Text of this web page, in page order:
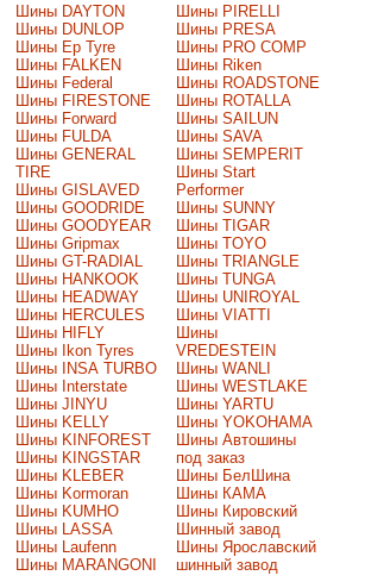
Шины DAYTON
Шины DUNLOP
Шины Ep Tyre
Шины FALKEN
Шины Federal
Шины FIRESTONE
Шины Forward
Шины FULDA
Шины GENERAL
TIRE
Шины GISLAVED
Шины GOODRIDE
Шины GOODYEAR
Шины Gripmax
Шины GT-RADIAL
Шины HANKOOK
Шины HEADWAY
Шины HERCULES
Шины HIFLY
Шины Ikon Tyres
Шины INSA TURBO
Шины Interstate
Шины JINYU
Шины KELLY
Шины KINFOREST
Шины KINGSTAR
Шины KLEBER
Шины Kormoran
Шины KUMHO
Шины LASSA
Шины Laufenn
Шины MARANGONI
Шины PIRELLI
Шины PRESA
Шины PRO COMP
Шины Riken
Шины ROADSTONE
Шины ROTALLA
Шины SAILUN
Шины SAVA
Шины SEMPERIT
Шины Start
Performer
Шины SUNNY
Шины TIGAR
Шины TOYO
Шины TRIANGLE
Шины TUNGA
Шины UNIROYAL
Шины VIATTI
Шины
VREDESTEIN
Шины WANLI
Шины WESTLAKE
Шины YARTU
Шины YOKOHAMA
Шины Автошины
под заказ
Шины БелШина
Шины КАМА
Шины Кировский
Шинный завод
Шины Ярославский
шинный завод